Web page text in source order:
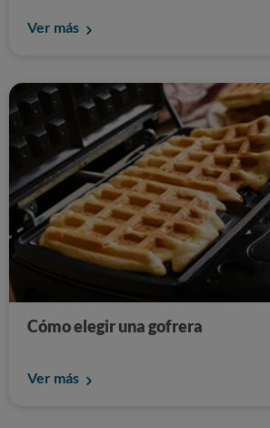
Ver más
Cómo elegir una gofrera
Ver más